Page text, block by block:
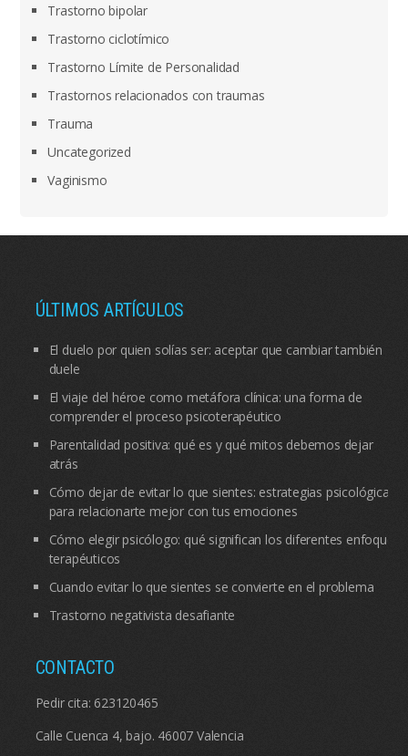
Trastorno bipolar
Trastorno ciclotímico
Trastorno Límite de Personalidad
Trastornos relacionados con traumas
Trauma
Uncategorized
Vaginismo
ÚLTIMOS ARTÍCULOS
El duelo por quien solías ser: aceptar que cambiar también
duele
El viaje del héroe como metáfora clínica: una forma de
comprender el proceso psicoterapéutico
Parentalidad positiva: qué es y qué mitos debemos dejar
atrás
Cómo dejar de evitar lo que sientes: estrategias psicológicas
para relacionarte mejor con tus emociones
Cómo elegir psicólogo: qué significan los diferentes enfoques
terapéuticos
Cuando evitar lo que sientes se convierte en el problema
Trastorno negativista desafiante
CONTACTO
Pedir cita: 623120465
Calle Cuenca 4, bajo. 46007 Valencia